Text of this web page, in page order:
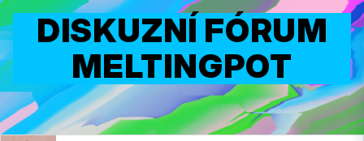
DISKUZNÍ FÓRUM
MELTINGPOT